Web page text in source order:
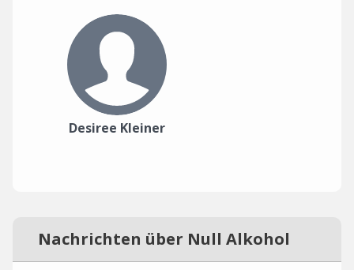
Desiree Kleiner
Nachrichten über Null Alkohol